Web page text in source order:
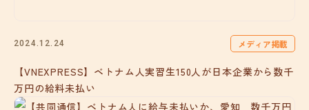
2024.12.24 メディア掲載
【VNEXPRESS】ベトナム人実習生150人が日本企業から数千
万円の給料未払い